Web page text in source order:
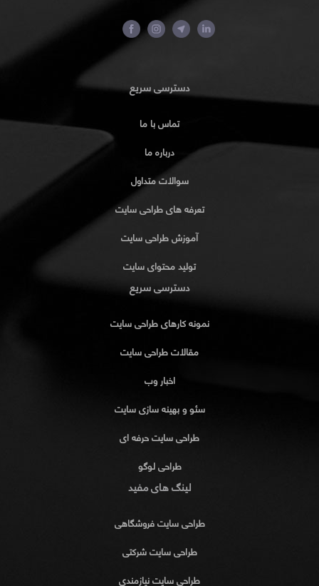
دسترسی سریع
تماس با ما
درباره ما
سوالات متداول
تعرفه های طراحی سایت
آموزش طراحی سایت
تولید محتوای سایت
دسترسی سریع
نمونه کارهای طراحی سایت
مقالات طراحی سایت
اخبار وب
سئو و بهینه سازی سایت
طراحی سایت حرفه ای
طراحی لوگو
لینگ های مفید
طراحی سایت فروشگاهی
طراحی سایت شرکتی
طراحی سایت نیازمندی